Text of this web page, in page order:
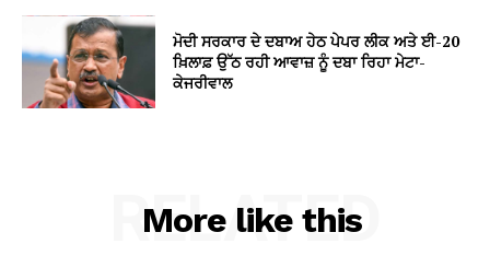
ਮੋਦੀ ਸਰਕਾਰ ਦੇ ਦਬਾਅ ਹੇਠ ਪੇਪਰ ਲੀਕ ਅਤੇ ਈ-20
ਖ਼ਿਲਾਫ਼ ਉੱਠ ਰਹੀ ਆਵਾਜ਼ ਨੂੰ ਦਬਾ ਰਿਹਾ ਮੇਟਾ-
ਕੇਜਰੀਵਾਲ
More like this
RELATED